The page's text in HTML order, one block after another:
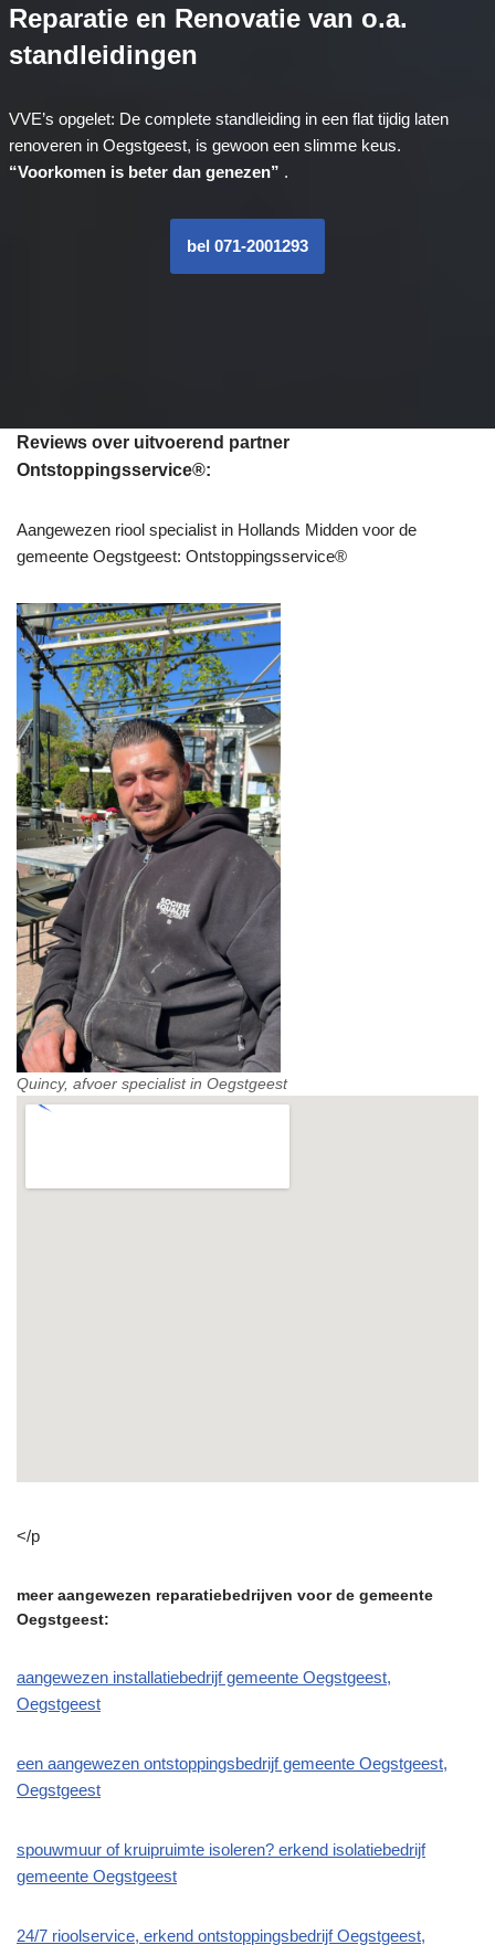
Reparatie en Renovatie van o.a.
standleidingen
VVE’s opgelet: De complete standleiding in een flat tijdig laten
renoveren in Oegstgeest, is gewoon een slimme keus.
“Voorkomen is beter dan genezen” .
bel 071-2001293
Reviews over uitvoerend partner
Ontstoppingsservice®:
Aangewezen riool specialist in Hollands Midden voor de
gemeente Oegstgeest: Ontstoppingsservice®
Quincy, afvoer specialist in Oegstgeest
</p
meer aangewezen reparatiebedrijven voor de gemeente
Oegstgeest:
aangewezen installatiebedrijf gemeente Oegstgeest,
Oegstgeest
een aangewezen ontstoppingsbedrijf gemeente Oegstgeest,
Oegstgeest
spouwmuur of kruipruimte isoleren? erkend isolatiebedrijf
gemeente Oegstgeest
24/7 rioolservice, erkend ontstoppingsbedrijf Oegstgeest,